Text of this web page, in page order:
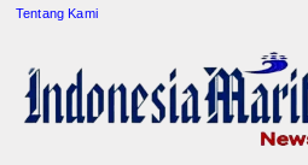
Tentang Kami